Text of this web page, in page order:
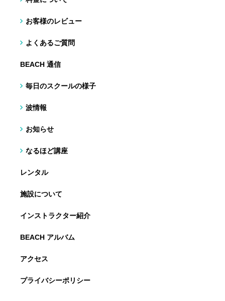
お客様のレビュー
よくあるご質問
BEACH 通信
毎日のスクールの様子
波情報
お知らせ
なるほど講座
レンタル
施設について
インストラクター紹介
BEACH アルバム
アクセス
プライバシーポリシー